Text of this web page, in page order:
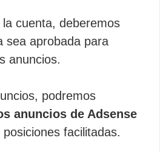
cuenta, deberemos
sea aprobada para
anuncios.
podremos
anuncios de Adsense
posiciones facilitadas.